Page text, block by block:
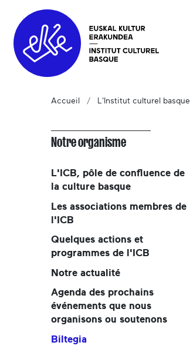
Accueil L'Institut culturel basque
Notre organisme
L'ICB, pôle de confluence de
la culture basque
Les associations membres de
l'ICB
Quelques actions et
programmes de l'ICB
Notre actualité
Agenda des prochains
événements que nous
organisons ou soutenons
Biltegia